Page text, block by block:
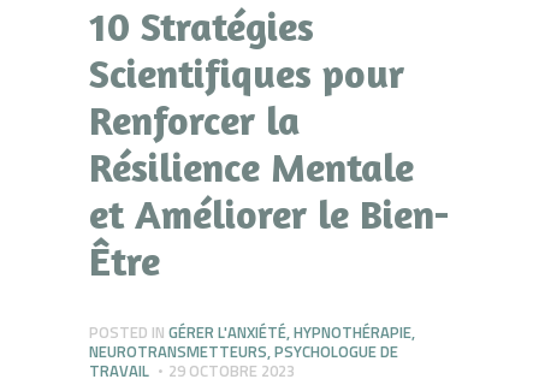
10 Stratégies
Scientifiques pour
Renforcer la
Résilience Mentale
et Améliorer le Bien-
Être
POSTED IN GÉRER L'ANXIÉTÉ,HYPNOTHÉRAPIE,
NEUROTRANSMETTEURS,PSYCHOLOGUE DE
TRAVAIL
29 OCTOBRE 2023